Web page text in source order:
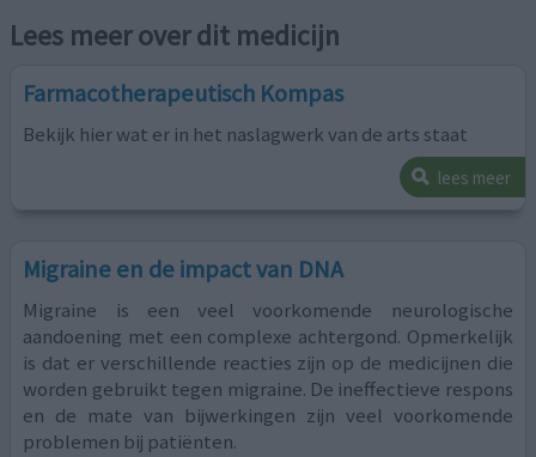
Lees meer over dit medicijn
Farmacotherapeutisch Kompas
Bekijk hier wat er in het naslagwerk van de arts staat
lees meer
Migraine en de impact van DNA
Migraine is een veel voorkomende neurologische
aandoening met een complexe achtergond. Opmerkelijk
is dat er verschillende reacties zijn op de medicijnen die
worden gebruikt tegen migraine. De ineffectieve respons
en de mate van bijwerkingen zijn veel voorkomende
problemen bij patiënten.